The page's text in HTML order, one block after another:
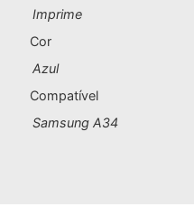
Imprime
Cor
Azul
Compatível
Samsung A34